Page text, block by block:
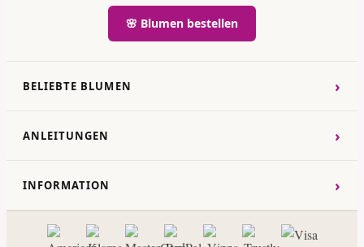
🌸 Blumen bestellen
BELIEBTE BLUMEN ›
ANLEITUNGEN ›
INFORMATION ›